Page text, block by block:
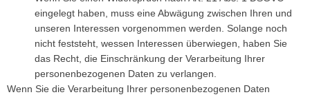
eingelegt haben, muss eine Abwägung zwischen Ihren und
unseren Interessen vorgenommen werden. Solange noch
nicht feststeht, wessen Interessen überwiegen, haben Sie
das Recht, die Einschränkung der Verarbeitung Ihrer
personenbezogenen Daten zu verlangen.
Wenn Sie die Verarbeitung Ihrer personenbezogenen Daten